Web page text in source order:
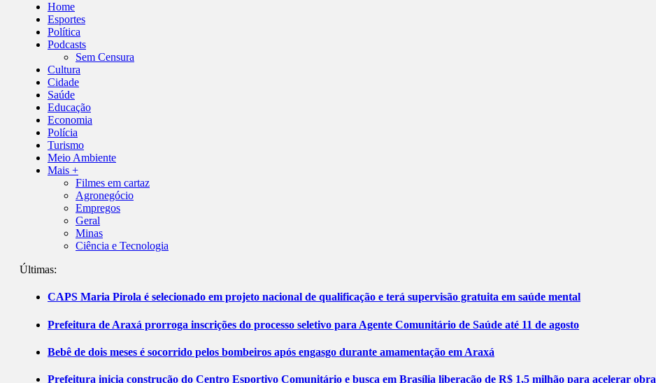
Home
Esportes
Política
Podcasts
Sem Censura
Cultura
Cidade
Saúde
Educação
Economia
Polícia
Turismo
Meio Ambiente
Mais +
Filmes em cartaz
Agronegócio
Empregos
Geral
Minas
Ciência e Tecnologia
Últimas:
CAPS Maria Pirola é selecionado em projeto nacional de qualificação e terá supervisão gratuita em saúde mental
Prefeitura de Araxá prorroga inscrições do processo seletivo para Agente Comunitário de Saúde até 11 de agosto
Bebê de dois meses é socorrido pelos bombeiros após engasgo durante amamentação em Araxá
Prefeitura inicia construção do Centro Esportivo Comunitário e busca em Brasília liberação de R$ 1,5 milhão para acelerar obra